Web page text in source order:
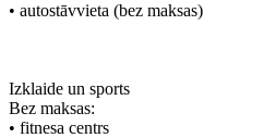
• autostāvvieta (bez maksas)
Izklaide un sports
Bez maksas:
• fitnesa centrs